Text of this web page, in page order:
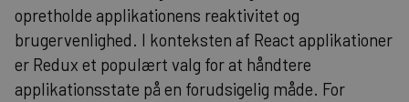
opretholde applikationens reaktivitet og
brugervenlighed. I konteksten af React applikationer
er Redux et populært valg for at håndtere
applikationsstate på en forudsigelig måde. For